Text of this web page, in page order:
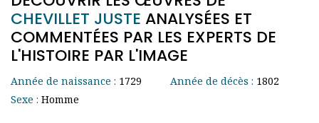
CHEVILLET JUSTE ANALYSÉES ET
COMMENTÉES PAR LES EXPERTS DE
L'HISTOIRE PAR L'IMAGE
Année de naissance : 1729
Sexe : Homme
Année de décès : 1802